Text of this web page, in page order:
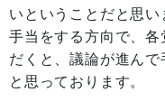
いということだと思
手当をする方向で、
だくと、議論が進ん
と思っております。